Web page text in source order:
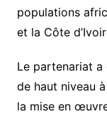
populations
et la Côte
Le partenariat a
de haut niveau
la mise en